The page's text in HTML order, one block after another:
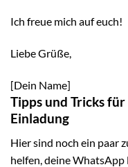
Ich freue mich auf euch!
Liebe Grüße,
[Dein Name]
Tipps und Tricks
Einladung
Hier sind noch ein paar
helfen, deine WhatsApp